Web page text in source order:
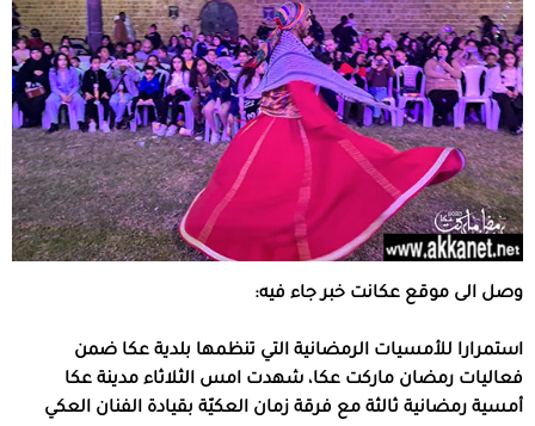
وصل الى موقع عكانت خبر جاء فيه:
استمرارا للأمسيات الرمضانية التي تنظمها بلدية عكا ضمن
فعاليات رمضان ماركت عكا، شهدت امس الثلاثاء مدينة عكا
أمسية رمضانية ثالثة مع فرقة زمان العكيّة بقيادة الفنان العكي